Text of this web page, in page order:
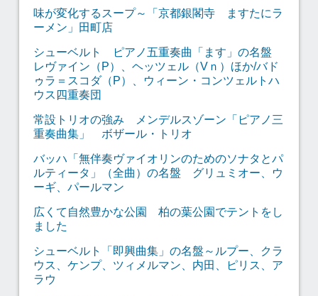
味が変化するスープ～「京都銀閣寺 ますたにラ
ーメン」田町店
シューベルト ピアノ五重奏曲「ます」の名盤
レヴァイン（P）、ヘッツェル（Vｎ）ほか/バド
ゥラ＝スコダ（P）、ウィーン・コンツェルトハ
ウス四重奏団
常設トリオの強み メンデルスゾーン「ピアノ三
重奏曲集」 ボザール・トリオ
バッハ「無伴奏ヴァイオリンのためのソナタとパ
ルティータ」（全曲）の名盤 グリュミオー、ウ
ーギ、パールマン
広くて自然豊かな公園 柏の葉公園でテントをし
ました
シューベルト「即興曲集」の名盤～ルプー、クラ
ウス、ケンプ、ツィメルマン、内田、ピリス、ア
ラウ